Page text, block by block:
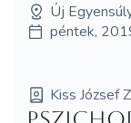
Új
péntek,
Kiss József